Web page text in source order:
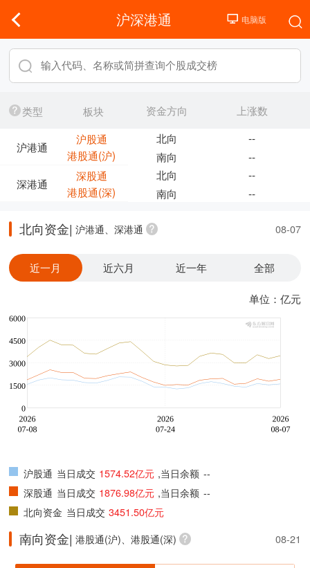
沪深港通
类型 板块
沪港通
沪股通
港股通(沪)
深港通
深股通
港股通(深)
资金方向
上涨数
北向
--
南向
--
北向
--
南向
--
北向资金| 沪港通、深港通 08-07
近一月 近六月 近一年 全部
单位：亿元
沪股通 当日成交 1574.52亿元 ,当日余额 --
深股通 当日成交 1876.98亿元 ,当日余额 --
北向资金 当日成交 3451.50亿元
南向资金| 港股通(沪)、港股通(深) 08-21